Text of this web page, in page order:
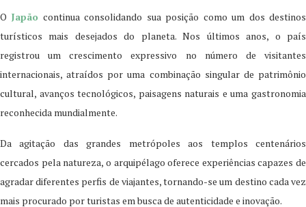
O Japão continua consolidando sua posição como um dos destinos
turísticos mais desejados do planeta. Nos últimos anos, o país
registrou um crescimento expressivo no número de visitantes
internacionais, atraídos por uma combinação singular de patrimônio
cultural, avanços tecnológicos, paisagens naturais e uma gastronomia
reconhecida mundialmente.
Da agitação das grandes metrópoles aos templos centenários
cercados pela natureza, o arquipélago oferece experiências capazes de
agradar diferentes perfis de viajantes, tornando-se um destino cada vez
mais procurado por turistas em busca de autenticidade e inovação.